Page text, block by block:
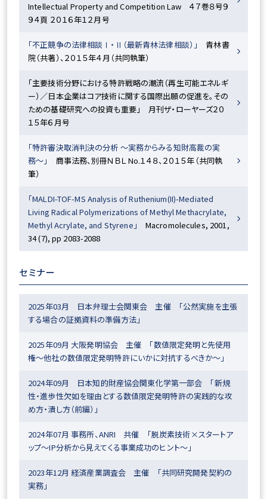
Intellectual Property and Competition Law ４７巻８号９
９４頁 ２０１６年１２月号
「不正競争の法律相談Ⅰ・Ⅱ（最新青林法律相談）」青林書
院（共著）、２０１５年４月（共同執筆）
「主要技術分野における特許戦略の潮流（再生可能エネルギ
ー）／日本企業はコア技術に関する国際出願の促進を。その
ための基礎研究への投資も重要」 月刊ザ・ローヤーズ２０
１５年６月号
「特許審決取消判決の分析 〜実務からみる知財高裁の実
務〜」 商事法務、別冊ＮＢＬ No.１４８、２０１５年（共同執
筆）
「MALDI-TOF-MS Analysis of Ruthenium(II)-Mediated
Living Radical Polymerizations of Methyl Methacrylate,
Methyl Acrylate, and Styrene」 Macromolecules, 2001,
34 (7), pp 2083-2088
セミナー
2025年03月 日本弁理士会関東会 主催 「公然実施を主張
する場合の証拠資料の準備方法」
2025年09月 大阪発明協会 主催 「数値限定発明と先使用
権〜他社の数値限定発明特許にいかに対抗するべきか〜」
2024年09月 日本知的財産協会関東化学第一部会 「新規
性・進歩性欠如を理由とする数値限定発明特許の実践的な攻
め方・潰し方（前編）」
2024年07月 事務所、ANRI 共催 「脱炭素技術×スタートア
ップ～IP分析から見えてくる事業成功のヒント～」
2023年12月 経済産業調査会 主催 「共同研究開発契約の
実務」